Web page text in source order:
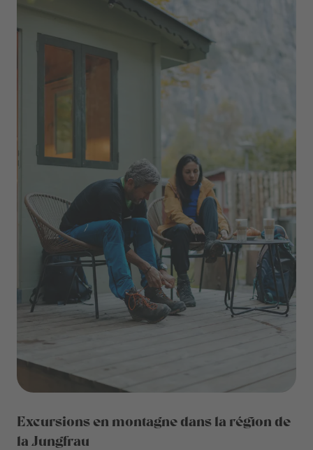
Excursions en montagne dans la région de
la Jungfrau